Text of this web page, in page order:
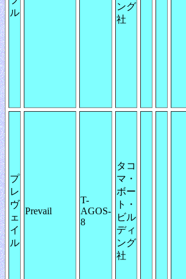
ル
ング
社
プ
レ
ヴ
ェ
イ
ル
Prevail
T-
AGOS-
8
タコ
マ・
ボー
ト・
ビル
ディ
ング
社